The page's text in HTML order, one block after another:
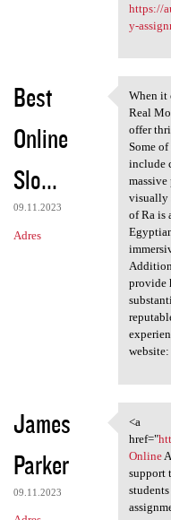
https://
y-
Best
Online
Slo...
09.11.2023
Adres
When
When it
Real
offer
Some
include
massive
visually
of Ra is
provide
website:
James
Parker
09.11.2023
<a
<a
href="
Online
support